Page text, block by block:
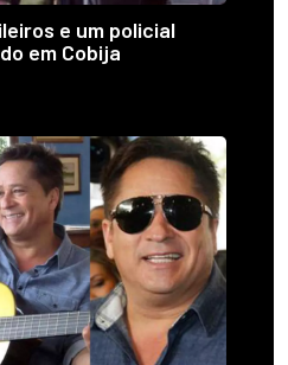
e um policial
em Cobija